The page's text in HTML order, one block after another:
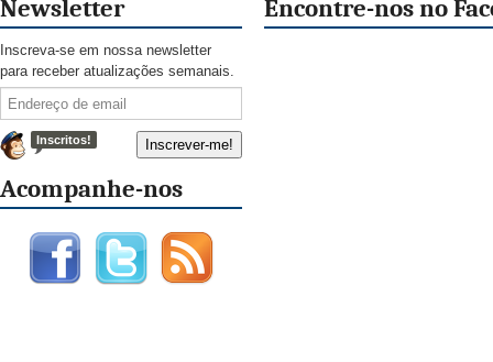
Newsletter
Inscreva-se em nossa newsletter
para receber atualizações semanais.
Inscritos!
Acompanhe-nos
Encontre-nos no